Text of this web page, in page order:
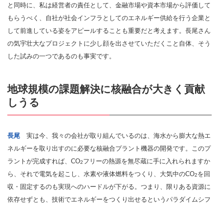
と同時に、私は経営者の責任として、金融市場や資本市場から評価して
もらうべく、自社が社会インフラとしてのエネルギー供給を行う企業と
して前進している姿をアピールすることも重要だと考えます。長尾さん
の気宇壮大なプロジェクトに少し顔を出させていただくこと自体、そう
した試みの一つであるのも事実です。
地球規模の課題解決に核融合が大きく貢献
しうる
長尾 実は今、我々の会社が取り組んでいるのは、海水から膨大な熱エ
ネルギーを取り出すのに必要な核融合プラント機器の開発です。このプ
ラントが完成すれば、CO2フリーの熱源を無尽蔵に手に入れられますか
ら、それで電気を起こし、水素や液体燃料をつくり、大気中のCO2を回
収・固定するのも実現へのハードルが下がる。つまり、限りある資源に
依存せずとも、技術でエネルギーをつくり出せるというパラダイムシフ